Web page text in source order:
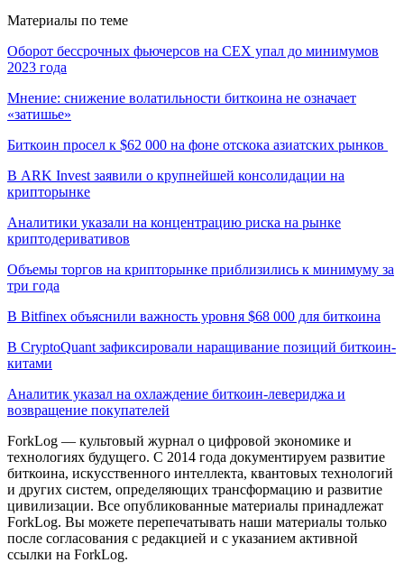
Материалы по теме
Оборот бессрочных фьючерсов на CEX упал до минимумов
2023 года
Мнение: снижение волатильности биткоина не означает
«затишье»
Биткоин просел к $62 000 на фоне отскока азиатских рынков
В ARK Invest заявили о крупнейшей консолидации на
крипторынке
Аналитики указали на концентрацию риска на рынке
криптодеривативов
Объемы торгов на крипторынке приблизились к минимуму за
три года
В Bitfinex объяснили важность уровня $68 000 для биткоина
В CryptoQuant зафиксировали наращивание позиций биткоин-
китами
Аналитик указал на охлаждение биткоин-левериджа и
возвращение покупателей
ForkLog — культовый журнал о цифровой экономике и
технологиях будущего. С 2014 года документируем развитие
биткоина, искусственного интеллекта, квантовых технологий
и других систем, определяющих трансформацию и развитие
цивилизации. Все опубликованные материалы принадлежат
ForkLog. Вы можете перепечатывать наши материалы только
после согласования с редакцией и с указанием активной
ссылки на ForkLog.